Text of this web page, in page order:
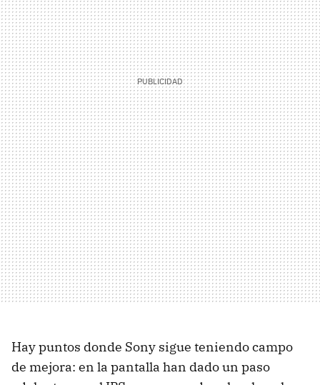
Hay puntos donde Sony sigue teniendo campo
de mejora: en la pantalla han dado un paso